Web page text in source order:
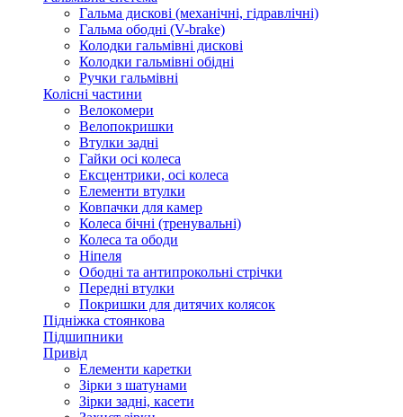
Гальма дискові (механічні, гідравлічні)
Гальма ободні (V-brake)
Колодки гальмівні дискові
Колодки гальмівні обідні
Ручки гальмівні
Колісні частини
Велокомери
Велопокришки
Втулки задні
Гайки осі колеса
Ексцентрики, осі колеса
Елементи втулки
Ковпачки для камер
Колеса бічні (тренувальні)
Колеса та ободи
Ніпеля
Ободні та антипрокольні стрічки
Передні втулки
Покришки для дитячих колясок
Підніжка стоянкова
Підшипники
Привід
Елементи каретки
Зірки з шатунами
Зірки задні, касети